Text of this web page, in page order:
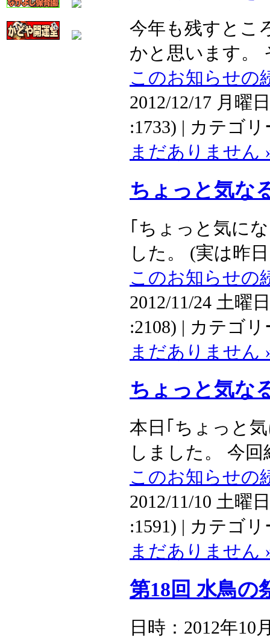
今年も残すとこ
かと思います。
このお知らせの
2012/12/17 月曜
:1733) | カテゴ
まだありません
ちょっと気な
｢ちょっと気に
した。 (実は昨
このお知らせの
2012/11/24 土曜
:2108) | カテゴ
まだありません
ちょっと気な
本日｢ちょっと
しました。 今
このお知らせの
2012/11/10 土曜
:1591) | カテゴ
まだありません
第18回 水鳥の
日時：2012年10